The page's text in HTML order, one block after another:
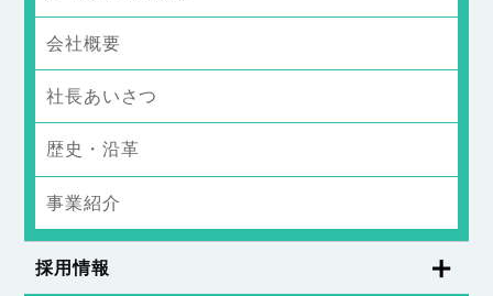
会社概要
社長あいさつ
歴史・沿革
事業紹介
採用情報